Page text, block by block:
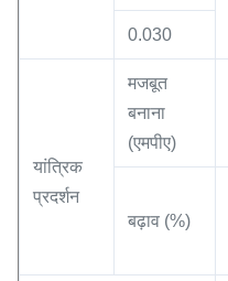
0.030
यांत्रिक
प्रदर्शन
मजबूत
बनाना
(एमपीए)
बढ़ाव (%)